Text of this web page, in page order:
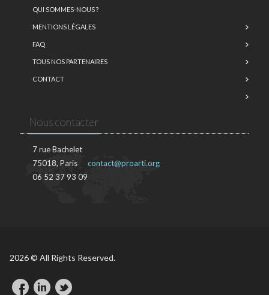
QUI SOMMES-NOUS ?
MENTIONS LÉGALES
FAQ
TOUS NOS PARTENAIRES
CONTACT
Nous contacter
7 rue Bachelet
75018, Paris
06 52 37 93 09
contact@proarti.org
2026 © All Rights Reserved.